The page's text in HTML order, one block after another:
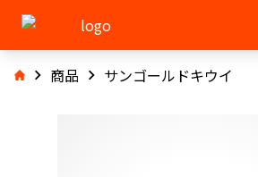
商品 サンゴールドキウイ